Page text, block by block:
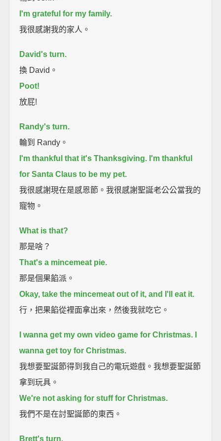
I'm grateful for my family.
我很感謝我的家人。
David's turn.
換 David。
Poot!
放屁!
Randy's turn.
輪到 Randy。
I'm thankful that it's Thanksgiving. I'm thankful
for Santa Claus to be my pet.
我很感謝現在是感恩節。我很感謝聖誕老公公當我的
寵物。
What is that?
那是啥？
That's a mincemeat pie.
那是個果餡派。
Okay, take the mincemeat out of it, and I'll eat it.
行，把果餡從裡面拿出來，然後我就吃它。
I wanna get my own video game for Christmas. I
wanna get toy for Christmas.
我想要聖誕節得到我自己的電玩遊戲。我想要聖誕節
拿到玩具。
We're not asking for stuff for Christmas.
我們不是在討聖誕節的東西。
Brett's turn.